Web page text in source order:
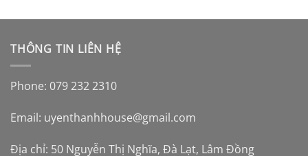
THÔNG TIN LIÊN HỆ
Phone: 079 232 2310
Email: uyenthanhhouse@gmail.com
Địa chỉ: 50 Nguyễn Thị Nghĩa, Đà Lạt, Lâm Đồng